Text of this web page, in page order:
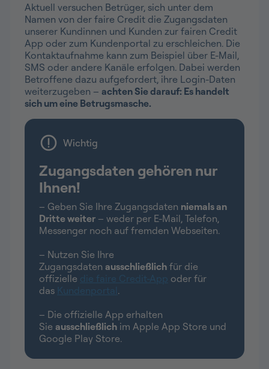
Aktuell versuchen Betrüger, sich unter dem
Namen von der faire Credit die Zugangsdaten
unserer Kundinnen und Kunden zur fairen Credit
App oder zum Kundenportal zu erschleichen. Die
Kontaktaufnahme kann zum Beispiel über E-Mail,
SMS oder andere Kanäle erfolgen. Dabei werden
Betroffene dazu aufgefordert, ihre Login-Daten
weiterzugeben – achten Sie darauf: Es handelt
sich um eine Betrugsmasche.
Wichtig
Zugangsdaten gehören nur
Ihnen!
– Geben Sie Ihre Zugangsdaten niemals an
Dritte weiter – weder per E-Mail, Telefon,
Messenger noch auf fremden Webseiten.
– Nutzen Sie Ihre
Zugangsdaten ausschließlich für die
offizielle die faire Credit-App oder für
das Kundenportal .
– Die offizielle App erhalten
Sie ausschließlich im Apple App Store und
Google Play Store.